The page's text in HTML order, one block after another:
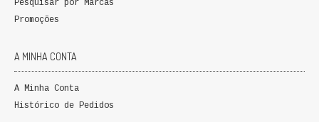
Pesquisar por Marcas
Promoções
A MINHA CONTA
A Minha Conta
Histórico de Pedidos